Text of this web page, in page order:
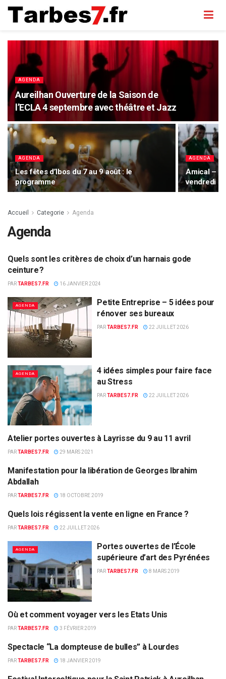
AGENDA
Aureilhan Ouverture de la Saison de
l’ECLA 4 septembre avec théâtre et Jazz
AGENDA
Les fêtes d’Ibos du 7 au 9 août : le
programme
AGENDA
Amical –
vendredi
Accueil Categorie Agenda
Agenda
AGENDA
Quels sont les critères de choix d’un harnais gode
ceinture ?
PARTARBES7.FR 16 JANVIER 2024
AGENDA
Petite Entreprise – 5 idées pour
rénover ses bureaux
PARTARBES7.FR 22 JUILLET 2026
AGENDA
4 idées simples pour faire face
au Stress
PARTARBES7.FR 22 JUILLET 2026
AGENDA
Atelier portes ouvertes à Layrisse du 9 au 11 avril
PARTARBES7.FR 29 MARS 2021
AGENDA
Manifestation pour la libération de Georges Ibrahim
Abdallah
PARTARBES7.FR 18 OCTOBRE 2019
AGENDA
Quels lois régissent la vente en ligne en France ?
PARTARBES7.FR 22 JUILLET 2026
AGENDA
Portes ouvertes de l’École
supérieure d’art des Pyrénées
PARTARBES7.FR 8 MARS 2019
AGENDA
Où et comment voyager vers les Etats Unis
PARTARBES7.FR 3 FÉVRIER 2019
AGENDA
Spectacle “La dompteuse de bulles” à Lourdes
PARTARBES7.FR 18 JANVIER 2019